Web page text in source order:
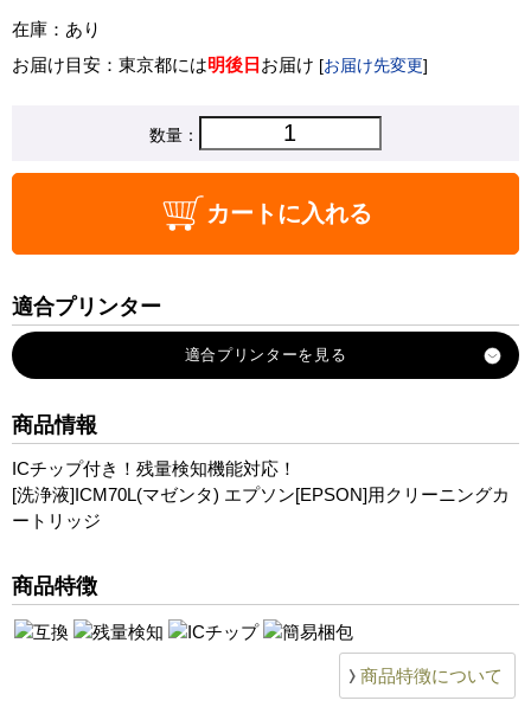
在庫：あり
お届け目安：東京都には明後日 お届け [お届け先変更]
数量：
カートに入れる
適合プリンター
EP-906F
EP-905F
EP-905A
EP-806AW
EP-806AR
EP-806A
EP-805AW
EP-805AR
商品情報
ICチップ付き！残量検知機能対応！
[洗浄液]ICM70L(マゼンタ) エプソン[EPSON]用クリーニングカ
ートリッジ
商品特徴
商品特徴について